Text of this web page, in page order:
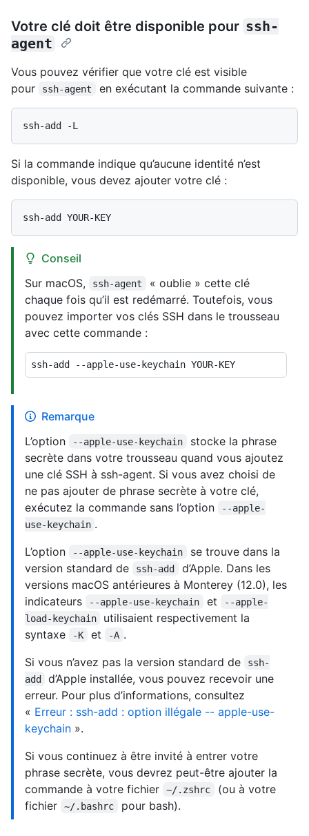
Votre clé doit être disponible pour ssh-
agent
Vous pouvez vérifier que votre clé est visible
pour
ssh-agent en exécutant la commande suivante :
Si la commande indique qu’aucune identité n’est
disponible, vous devez ajouter votre clé :
Conseil
Sur macOS,
ssh-agent
« oublie » cette clé
chaque fois qu’il est redémarré. Toutefois, vous
pouvez importer vos clés SSH dans le trousseau
avec cette commande :
Remarque
L’option
--apple-use-keychain
stocke la phrase
secrète dans votre trousseau quand vous ajoutez
une clé SSH à ssh-agent. Si vous avez choisi de
ne pas ajouter de phrase secrète à votre clé,
exécutez la commande sans l’option
--apple-
use-keychain .
L’option
--apple-use-keychain
se trouve dans la
version standard de
ssh-add
d’Apple. Dans les
versions macOS antérieures à Monterey (12.0), les
indicateurs
--apple-use-keychain et
--apple-
load-keychain
utilisaient respectivement la
syntaxe
-K et -A .
Si vous n’avez pas la version standard de
ssh-
add
d’Apple installée, vous pouvez recevoir une
erreur. Pour plus d’informations, consultez
« Erreur : ssh-add : option illégale -- apple-use-
keychain ».
Si vous continuez à être invité à entrer votre
phrase secrète, vous devrez peut-être ajouter la
commande à votre fichier
~/.zshrc
(ou à votre
fichier
~/.bashrc pour bash).